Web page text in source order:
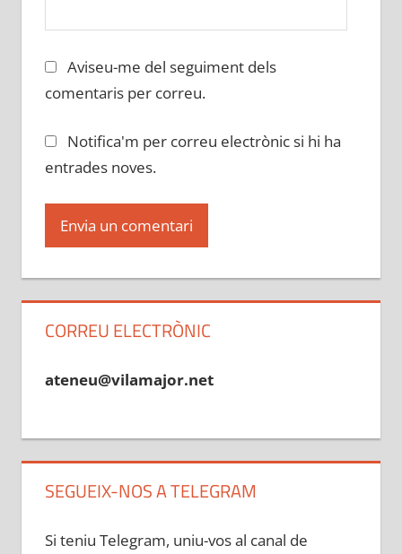
Aviseu-me del seguiment dels
comentaris per correu.
Notifica'm per correu electrònic si hi ha
entrades noves.
CORREU ELECTRÒNIC
ateneu@vilamajor.net
SEGUEIX-NOS A TELEGRAM
Si teniu Telegram, uniu-vos al canal de